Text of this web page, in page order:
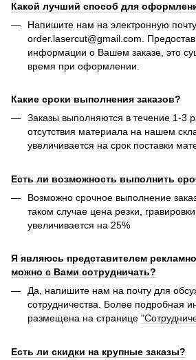
Какой лучший способ для
Напишите нам на электронную почту
order.lasercut@gmail.com.
информации о Вашем заказе, это
время при оформлении.
Какие сроки выполнения заказов?
Заказы выполняются в течение 1-3
отсутствия материала на нашем
увеличивается на срок поставки
Есть ли возможность выполнить
Возможно срочное выполнение
таком случае цена резки,
увеличивается на 25%
Я являюсь представителем
можно с Вами сотрудничать?
Да, напишите нам на почту для
сотрудничества. Более подробная
размещена на странице
Есть ли скидки на крупные заказы?